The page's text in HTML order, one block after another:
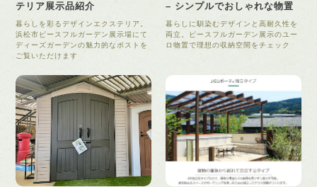
テリア展示品紹介
暮らしを彩るデザインエクステリア。
浜松市ピースフルガーデン展示場にて
ディーズガーデンの魅力的なポストを
ご覧いただけます
– シンプルでおしゃれな物置
暮らしに馴染むデザインと高耐久性を
両立。ピースフルガーデン展示のユー
ロ物置で理想の収納空間をチェック